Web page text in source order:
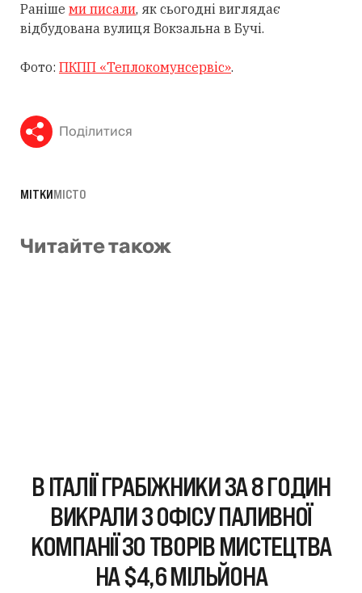
Раніше ми писали, як сьогодні виглядає
відбудована вулиця Вокзальна в Бучі.
Фото: ПКПП «Теплокомунсервіс».
Поділитися
МІТКИМІСТО
Читайте також
В ІТАЛІЇ ГРАБІЖНИКИ ЗА 8 ГОДИН
ВИКРАЛИ З ОФІСУ ПАЛИВНОЇ
КОМПАНІЇ 30 ТВОРІВ МИСТЕЦТВА
НА $4,6 МІЛЬЙОНА